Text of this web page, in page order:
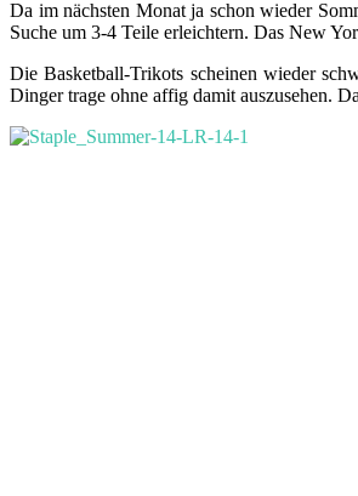
Da im nächsten Monat ja schon wieder
Suche um 3-4 Teile erleichtern. Das New
Die Basketball-Trikots scheinen wieder
Dinger trage ohne affig damit auszusehen.